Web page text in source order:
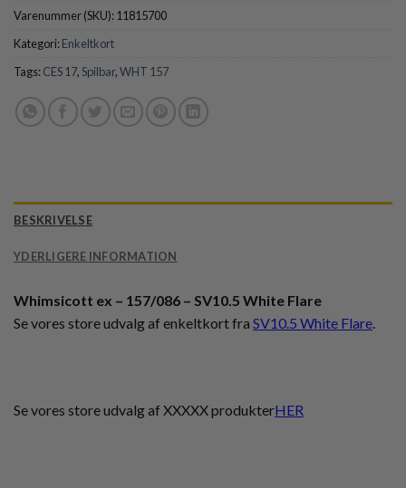
Varenummer (SKU):11815700
Kategori:Enkeltkort
Tags:CES 17,Spilbar,WHT 157
BESKRIVELSE
YDERLIGERE INFORMATION
Whimsicott ex – 157/086 – SV10.5 White Flare
Se vores store udvalg af enkeltkort fra SV10.5 White Flare.
Se vores store udvalg af XXXXX produkterHER